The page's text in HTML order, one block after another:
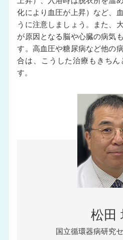
化により血圧が上昇）など、
うに注意しましょう。また、
が原因となる脳や心臓の病気
す。高血圧や糖尿病など他の
合は、こうした治療もきち
す。
松田
国立循環器病研究